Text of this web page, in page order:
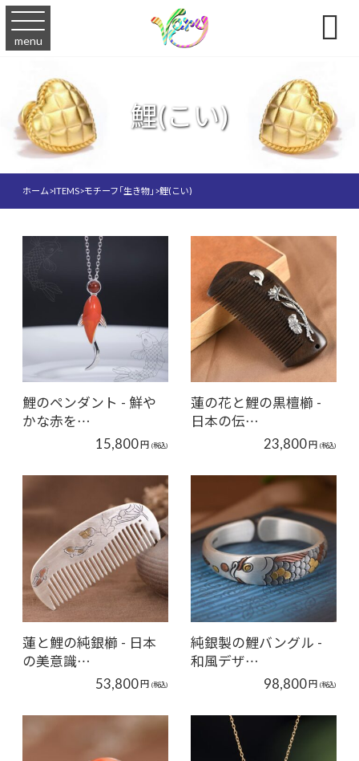
menu 
鯉(こい)
ホーム>ITEMS>モチーフ「生き物」>鯉(こい)
鯉のペンダント - 鮮や
かな赤を…
15,800円 (税込)
蓮の花と鯉の黒檀櫛 -
日本の伝…
23,800円 (税込)
蓮と鯉の純銀櫛 - 日本
の美意識…
53,800円 (税込)
純銀製の鯉バングル -
和風デザ…
98,800円 (税込)